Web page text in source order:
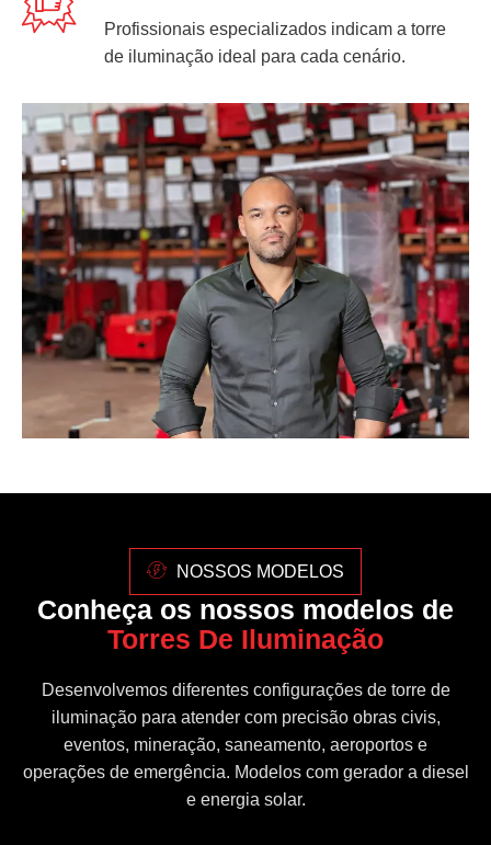
Profissionais especializados indicam a torre
de iluminação ideal para cada cenário.
NOSSOS MODELOS
Conheça os nossos modelos de
Torres De Iluminação
Desenvolvemos diferentes configurações de torre de
iluminação para atender com precisão obras civis,
eventos, mineração, saneamento, aeroportos e
operações de emergência. Modelos com gerador a diesel
e energia solar.